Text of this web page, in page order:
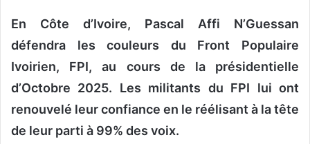
e
l
En Côte d’Ivoire, Pascal Affi N’Guessan
défendra les couleurs du Front Populaire
Ivoirien, FPI, au cours de la présidentielle
d’Octobre 2025. Les militants du FPI lui ont
renouvelé leur confiance en le réélisant à la tête
de leur parti à 99% des voix.